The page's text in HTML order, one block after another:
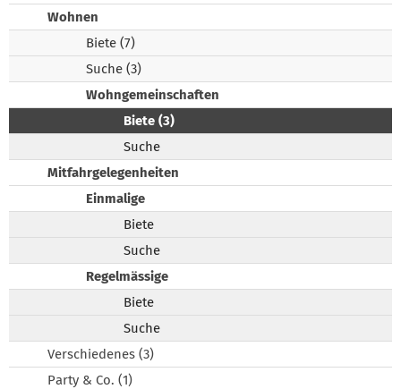
Wohnen
Biete (7)
Suche (3)
Wohngemeinschaften
Biete (3)
Suche
Mitfahrgelegenheiten
Einmalige
Biete
Suche
Regelmässige
Biete
Suche
Verschiedenes (3)
Party & Co. (1)